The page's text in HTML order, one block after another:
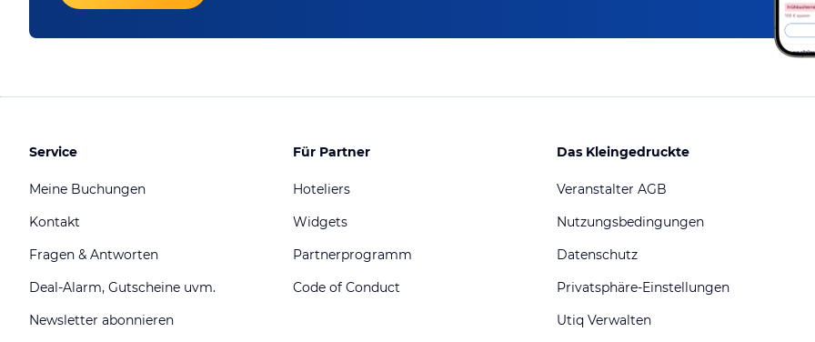
Service
Meine Buchungen
Kontakt
Fragen & Antworten
Deal-Alarm, Gutscheine uvm.
Newsletter abonnieren
Für Partner
Hoteliers
Widgets
Partnerprogramm
Code of Conduct
Das Kleingedruckte
Veranstalter AGB
Nutzungsbedingungen
Datenschutz
Privatsphäre-Einstellungen
Utiq Verwalten